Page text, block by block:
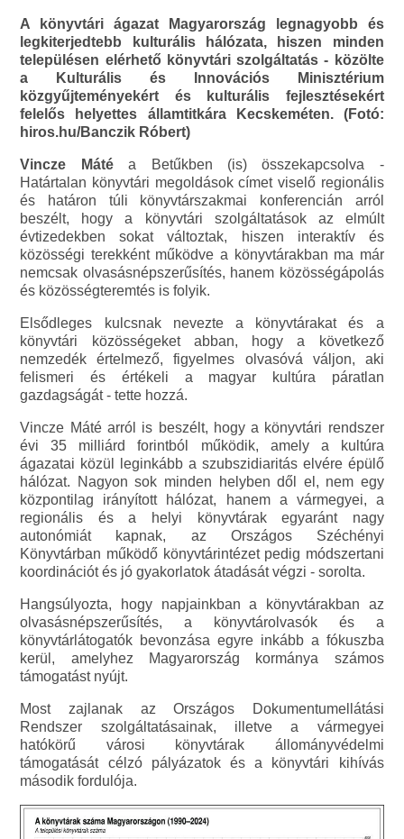
A könyvtári ágazat Magyarország legnagyobb és
legkiterjedtebb kulturális hálózata, hiszen minden
településen elérhető könyvtári szolgáltatás - közölte
a Kulturális és Innovációs Minisztérium
közgyűjteményekért és kulturális fejlesztésekért
felelős helyettes államtitkára Kecskeméten. (Fotó:
hiros.hu/Banczik Róbert)
Vincze Mátéa Betűkben (is) összekapcsolva -
Határtalan könyvtári megoldások címet viselő regionális
és határon túli könyvtárszakmai konferencián arról
beszélt, hogy a könyvtári szolgáltatások az elmúlt
évtizedekben sokat változtak, hiszen interaktív és
közösségi terekként működve a könyvtárakban ma már
nemcsak olvasásnépszerűsítés, hanem közösségápolás
és közösségteremtés is folyik.
Elsődleges kulcsnak nevezte a könyvtárakat és a
könyvtári közösségeket abban, hogy a következő
nemzedék értelmező, figyelmes olvasóvá váljon, aki
felismeri és értékeli a magyar kultúra páratlan
gazdagságát - tette hozzá.
Vincze Máté arról is beszélt, hogy a könyvtári rendszer
évi 35 milliárd forintból működik, amely a kultúra
ágazatai közül leginkább a szubszidiaritás elvére épülő
hálózat. Nagyon sok minden helyben dől el, nem egy
központilag irányított hálózat, hanem a vármegyei, a
regionális és a helyi könyvtárak egyaránt nagy
autonómiát kapnak, az Országos Széchényi
Könyvtárban működő könyvtárintézet pedig módszertani
koordinációt és jó gyakorlatok átadását végzi - sorolta.
Hangsúlyozta, hogy napjainkban a könyvtárakban az
olvasásnépszerűsítés, a könyvtárolvasók és a
könyvtárlátogatók bevonzása egyre inkább a fókuszba
kerül, amelyhez Magyarország kormánya számos
támogatást nyújt.
Most zajlanak az Országos Dokumentumellátási
Rendszer szolgáltatásainak, illetve a vármegyei
hatókörű városi könyvtárak állományvédelmi
támogatását célzó pályázatok és a könyvtári kihívás
második fordulója.